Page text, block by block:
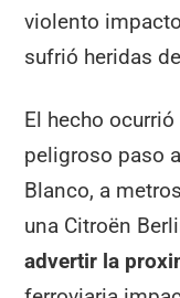
violento
sufrió heridas
El hecho
peligroso paso
Blanco, a
una Citroën
advertir la